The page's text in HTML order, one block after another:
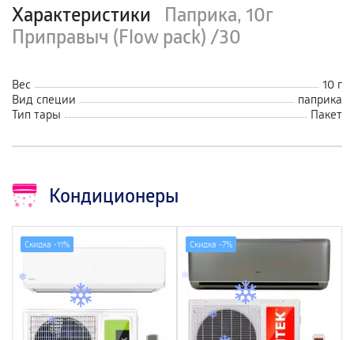
Характеристики
Паприка, 10г
Приправыч (Flow pack) /30
Вес
10 г
Вид специи
паприка
Тип тары
Пакет
Кондиционеры
Скидка -11% Скидка -7%